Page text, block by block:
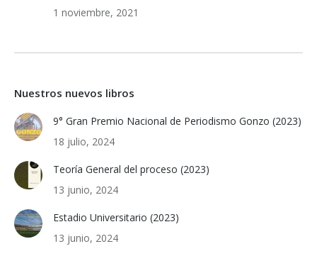
1 noviembre, 2021
Nuestros nuevos libros
9° Gran Premio Nacional de Periodismo Gonzo (2023)
18 julio, 2024
Teoría General del proceso (2023)
13 junio, 2024
Estadio Universitario (2023)
13 junio, 2024